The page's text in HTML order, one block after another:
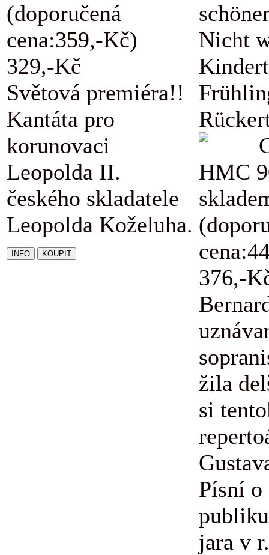
(doporučená
cena:359,-Kč)
329,-Kč
Světová premiéra!!
Kantáta pro
korunovaci
Leopolda II.
českého skladatele
Leopolda Koželuha.
Nicht
HMC
376,-
žila
si
Písní
jara v